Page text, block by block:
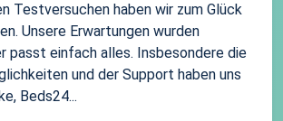
Testversuchen haben wir zum Glück
Unsere Erwartungen wurden
passt einfach alles. Insbesondere die
und der Support haben uns
Beds24...